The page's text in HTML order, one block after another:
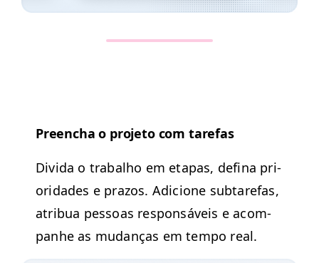
Preen­cha o pro­je­to com tarefas
Divi­da o tra­bal­ho em eta­pas, defi­na pri­
or­i­dades e pra­zos. Adi­cione subtare­fas,
atribua pes­soas respon­sáveis e acom­
pan­he as mudanças em tem­po real.